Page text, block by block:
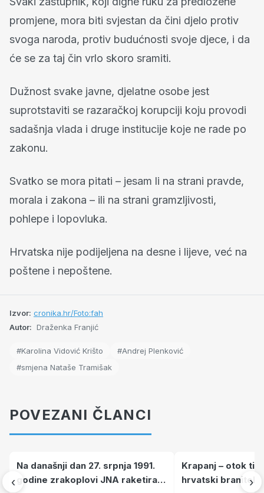
promjene, mora biti svjestan da čini djelo protiv
svoga naroda, protiv budućnosti svoje djece, i da
će se za taj čin vrlo skoro sramiti.
Dužnost svake javne, djelatne osobe jest
suprotstaviti se razaračkoj korupciji koju provodi
sadašnja vlada i druge institucije koje ne rade po
zakonu.
Svatko se mora pitati – jesam li na strani pravde,
morala i zakona – ili na strani gramzljivosti,
pohlepe i lopovluka.
Hrvatska nije podijeljena na desne i lijeve, već na
poštene i nepoštene.
Izvor: cronika.hr/Foto:fah
Autor: Draženka Franjić
#Karolina Vidović Krišto
#Andrej Plenković
#smjena Nataše Tramišak
POVEZANI ČLANCI
‹
Na današnji dan 27. srpnja 1991.
godine zrakoplovi JNA raketirali
Krapanj – otok
hrvatski branitelji
›